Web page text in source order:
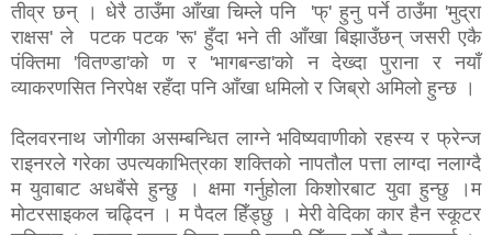
तीव्र छन् । धेरै ठाउँमा आँखा चिम्ले पनि 'फ्' हुनु पर्ने ठाउँमा 'मुद्रा
राक्षस' ले पटक पटक 'रू' हुँदा भने ती आँखा बिझाउँछन् जसरी एकै
पंक्तिमा 'वितण्डा'को ण र 'भागबन्डा'को न देख्दा पुराना र नयाँ
व्याकरणसित निरपेक्ष रहँदा पनि आँखा धमिलाे र जिब्रो अमिलो हुन्छ ।
दिलवरनाथ जोगीका असम्बन्धित लाग्ने भविष्यवाणीको रहस्य र फ्रेन्ज
राइनरले गरेका उपत्यकाभित्रका शक्तिको नापतौल पत्ता लाग्दा नलाग्दै
म युवाबाट अधबैंसे हुन्छु । क्षमा गर्नुहोला किशोरबाट युवा हुन्छु ।म
मोटरसाइकल चढ्दिन । म पैदल हिँड्छु । मेरी वेदिका कार हैन स्कूटर